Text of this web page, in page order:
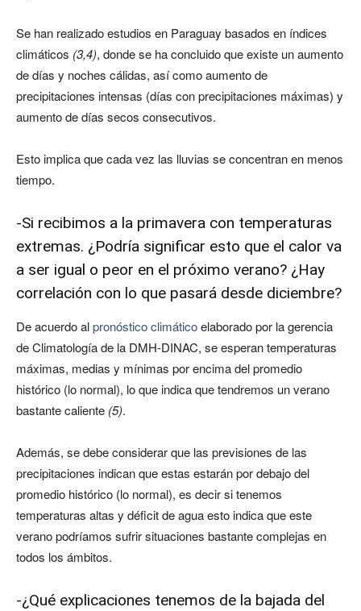
Se han realizado estudios en Paraguay basados en índices
climáticos (3,4), donde se ha concluido que existe un aumento
de días y noches cálidas, así como aumento de
precipitaciones intensas (días con precipitaciones máximas) y
aumento de días secos consecutivos.
Esto implica que cada vez las lluvias se concentran en menos
tiempo.
-Si recibimos a la primavera con temperaturas
extremas. ¿Podría significar esto que el calor va
a ser igual o peor en el próximo verano? ¿Hay
correlación con lo que pasará desde diciembre?
De acuerdo alpronóstico climáticoelaborado por la gerencia
de Climatología de la DMH-DINAC, se esperan temperaturas
máximas, medias y mínimas por encima del promedio
histórico (lo normal), lo que indica que tendremos un verano
bastante caliente (5).
Además, se debe considerar que las previsiones de las
precipitaciones indican que estas estarán por debajo del
promedio histórico (lo normal), es decir si tenemos
temperaturas altas y déficit de agua esto indica que este
verano podríamos sufrir situaciones bastante complejas en
todos los ámbitos.
-¿Qué explicaciones tenemos de la bajada del